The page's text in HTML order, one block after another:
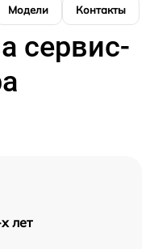
Модели Контакты
сервис-
лет